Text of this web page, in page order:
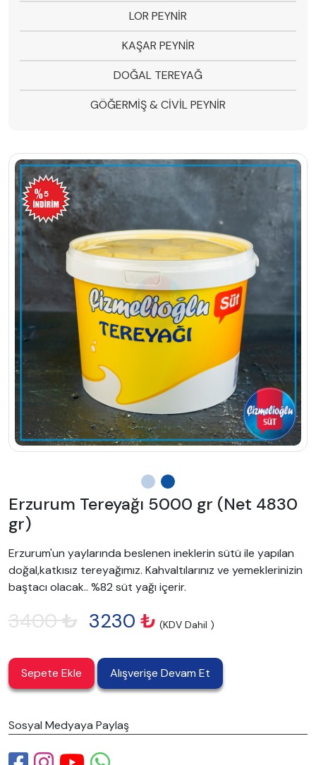
LOR PEYNİR
KAŞAR PEYNİR
DOĞAL TEREYAĞ
GÖĞERMİŞ & CİVİL PEYNİR
5
Erzurum Tereyağı 5000 gr (Net 4830
gr)
Erzurum'un yaylarında beslenen ineklerin sütü ile yapılan
doğal,katkısız tereyağımız. Kahvaltılarınız ve yemeklerinizin
baştacı olacak.. %82 süt yağı içerir.
3400₺ 3230 ₺ (KDV Dahil )
Sepete Ekle Alışverişe Devam Et
Sosyal Medyaya Paylaş